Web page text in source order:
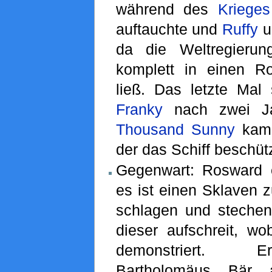
während des Krieges
auftauchte und Ruffy
da die
komplett in einen
ließ. Das letzte Mal
Frankynach zwei
Thousand Sunny
der das Schiff
Gegenwart:
es ist einen Sklaven
schlagen und
dieser aufschreit,
demonstriert.